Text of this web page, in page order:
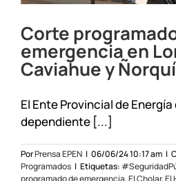
Corte
emergencia en
Caviahue y
El Ente Provincial de
dependiente [...]
PorPrensa EPEN | 06/06/24 10:17 am |
Programados | Etiquetas:
programado de emergencia,El Cholar,El